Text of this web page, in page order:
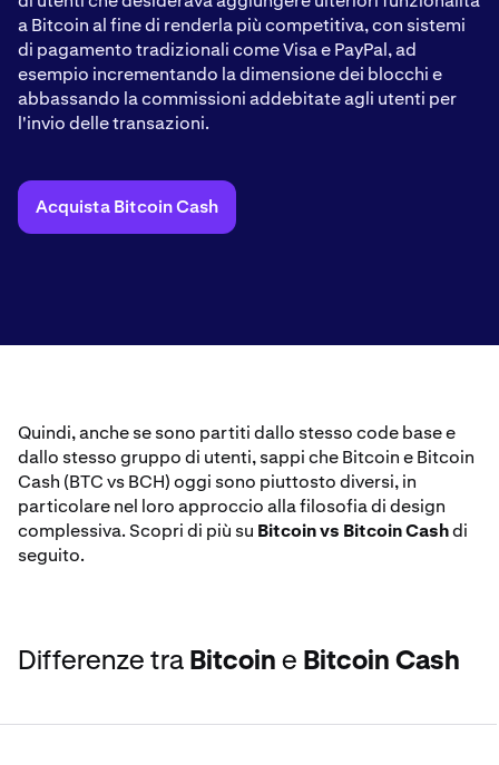
a Bitcoin al fine di renderla più competitiva, con sistemi
di pagamento tradizionali come Visa e PayPal, ad
esempio incrementando la dimensione dei blocchi e
abbassando la commissioni addebitate agli utenti per
l'invio delle transazioni.
Acquista Bitcoin Cash
Quindi, anche se sono partiti dallo stesso code base e
dallo stesso gruppo di utenti, sappi che Bitcoin e Bitcoin
Cash (BTC vs BCH) oggi sono piuttosto diversi, in
particolare nel loro approccio alla filosofia di design
complessiva. Scopri di più su Bitcoin vs Bitcoin Cashdi
seguito.
Differenze tra Bitcoin e Bitcoin Cash